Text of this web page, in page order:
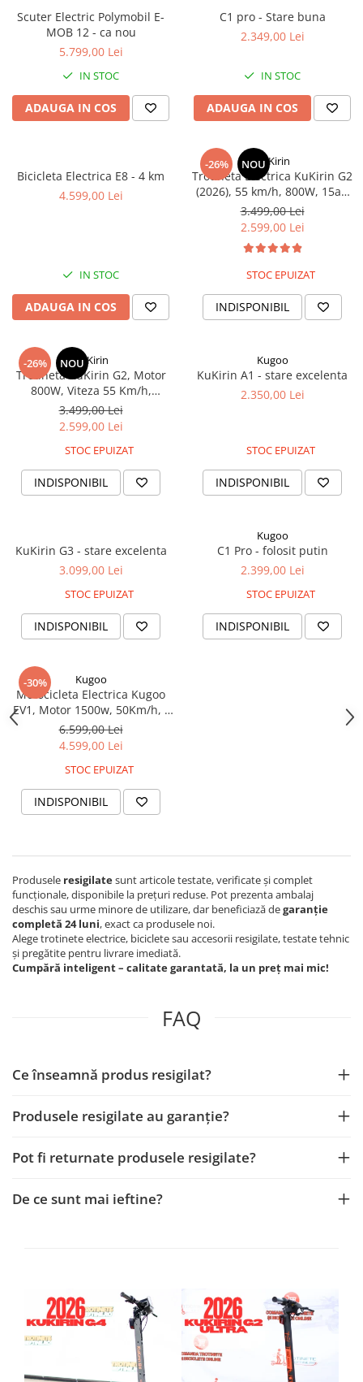
Valve & extensii
Acceleratoare & comenzi
Lumini / iluminare
Senzori Hall
Prize de încărcare
Cabluri pentru baterii
Componente baterii
Localizatoare GPS
Mecanică
Furci / mânere principale &
secundare
Pliere, pasadores & tije
Crickuri / suporturi parcare
Suspensii & amortizoare
Rulmenți
Frâne
Discuri de frana
Plăcuțe de frână
Etrieri
Cabluri de frână
Manete de frână
Consumabile & Unelte
Conectori
Organizatoare cabluri
Unelte & truse
Adezivi & pastă termoconductoare
Rulouri de nichel
Tuburi termocontractabile
Publicitate & elemente expo
Scuter Electric Polymobil E-
MOB 12 - ca nou
5.799,00 Lei
IN STOC
ADAUGA IN COS
C1 pro - Stare buna
2.349,00 Lei
IN STOC
ADAUGA IN COS
Bicicleta Electrica E8 - 4 km
4.599,00 Lei
IN STOC
ADAUGA IN COS
-26% NOUKuKirin
Trotineta Electrica KuKirin G2
(2026), 55 km/h, 800W, 15ah
48v
3.499,00 Lei
2.599,00 Lei
STOC EPUIZAT
INDISPONIBIL
-26% NOUKuKirin
Trotineta KuKirin G2, Motor
800W, Viteza 55 Km/h,
Autonomie 55-60 Km, [2026]
3.499,00 Lei
2.599,00 Lei
STOC EPUIZAT
INDISPONIBIL
Kugoo
KuKirin A1 - stare excelenta
2.350,00 Lei
STOC EPUIZAT
INDISPONIBIL
KuKirin G3 - stare excelenta
3.099,00 Lei
STOC EPUIZAT
INDISPONIBIL
Kugoo
C1 Pro - folosit putin
2.399,00 Lei
STOC EPUIZAT
INDISPONIBIL
-30% Kugoo
Motocicleta Electrica Kugoo
EV1, Motor 1500w, 50Km/h, -
Folosita
6.599,00 Lei
4.599,00 Lei
STOC EPUIZAT
INDISPONIBIL
Produsele resigilatesunt articole testate, verificate și complet
funcționale, disponibile la prețuri reduse. Pot prezenta ambalaj
deschis sau urme minore de utilizare, dar beneficiază degaranție
completă 24 luni, exact ca produsele noi.
Alege trotinete electrice, biciclete sau accesorii resigilate, testate tehnic
și pregătite pentru livrare imediată.
Cumpără inteligent – calitate garantată, la un preț mai mic!
FAQ
Ce înseamnă produs resigilat?
Produsele resigilate au garanție?
Pot fi returnate produsele resigilate?
De ce sunt mai ieftine?